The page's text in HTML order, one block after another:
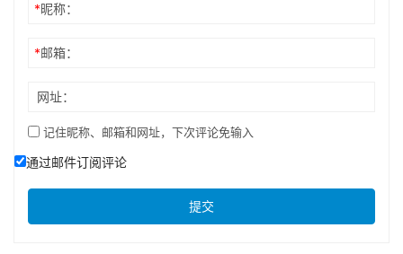
*昵称：
*邮箱：
网址：
记住昵称、邮箱和网址，下次评论免输入
通过邮件订阅评论
提交